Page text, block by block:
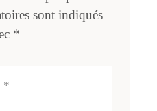
sont indiqués
*